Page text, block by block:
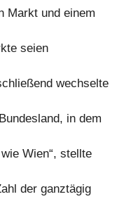
Markt und einem
seien
wechselte
in dem
Wien“, stellte
der ganztägig